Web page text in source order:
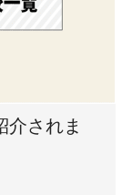
介されま